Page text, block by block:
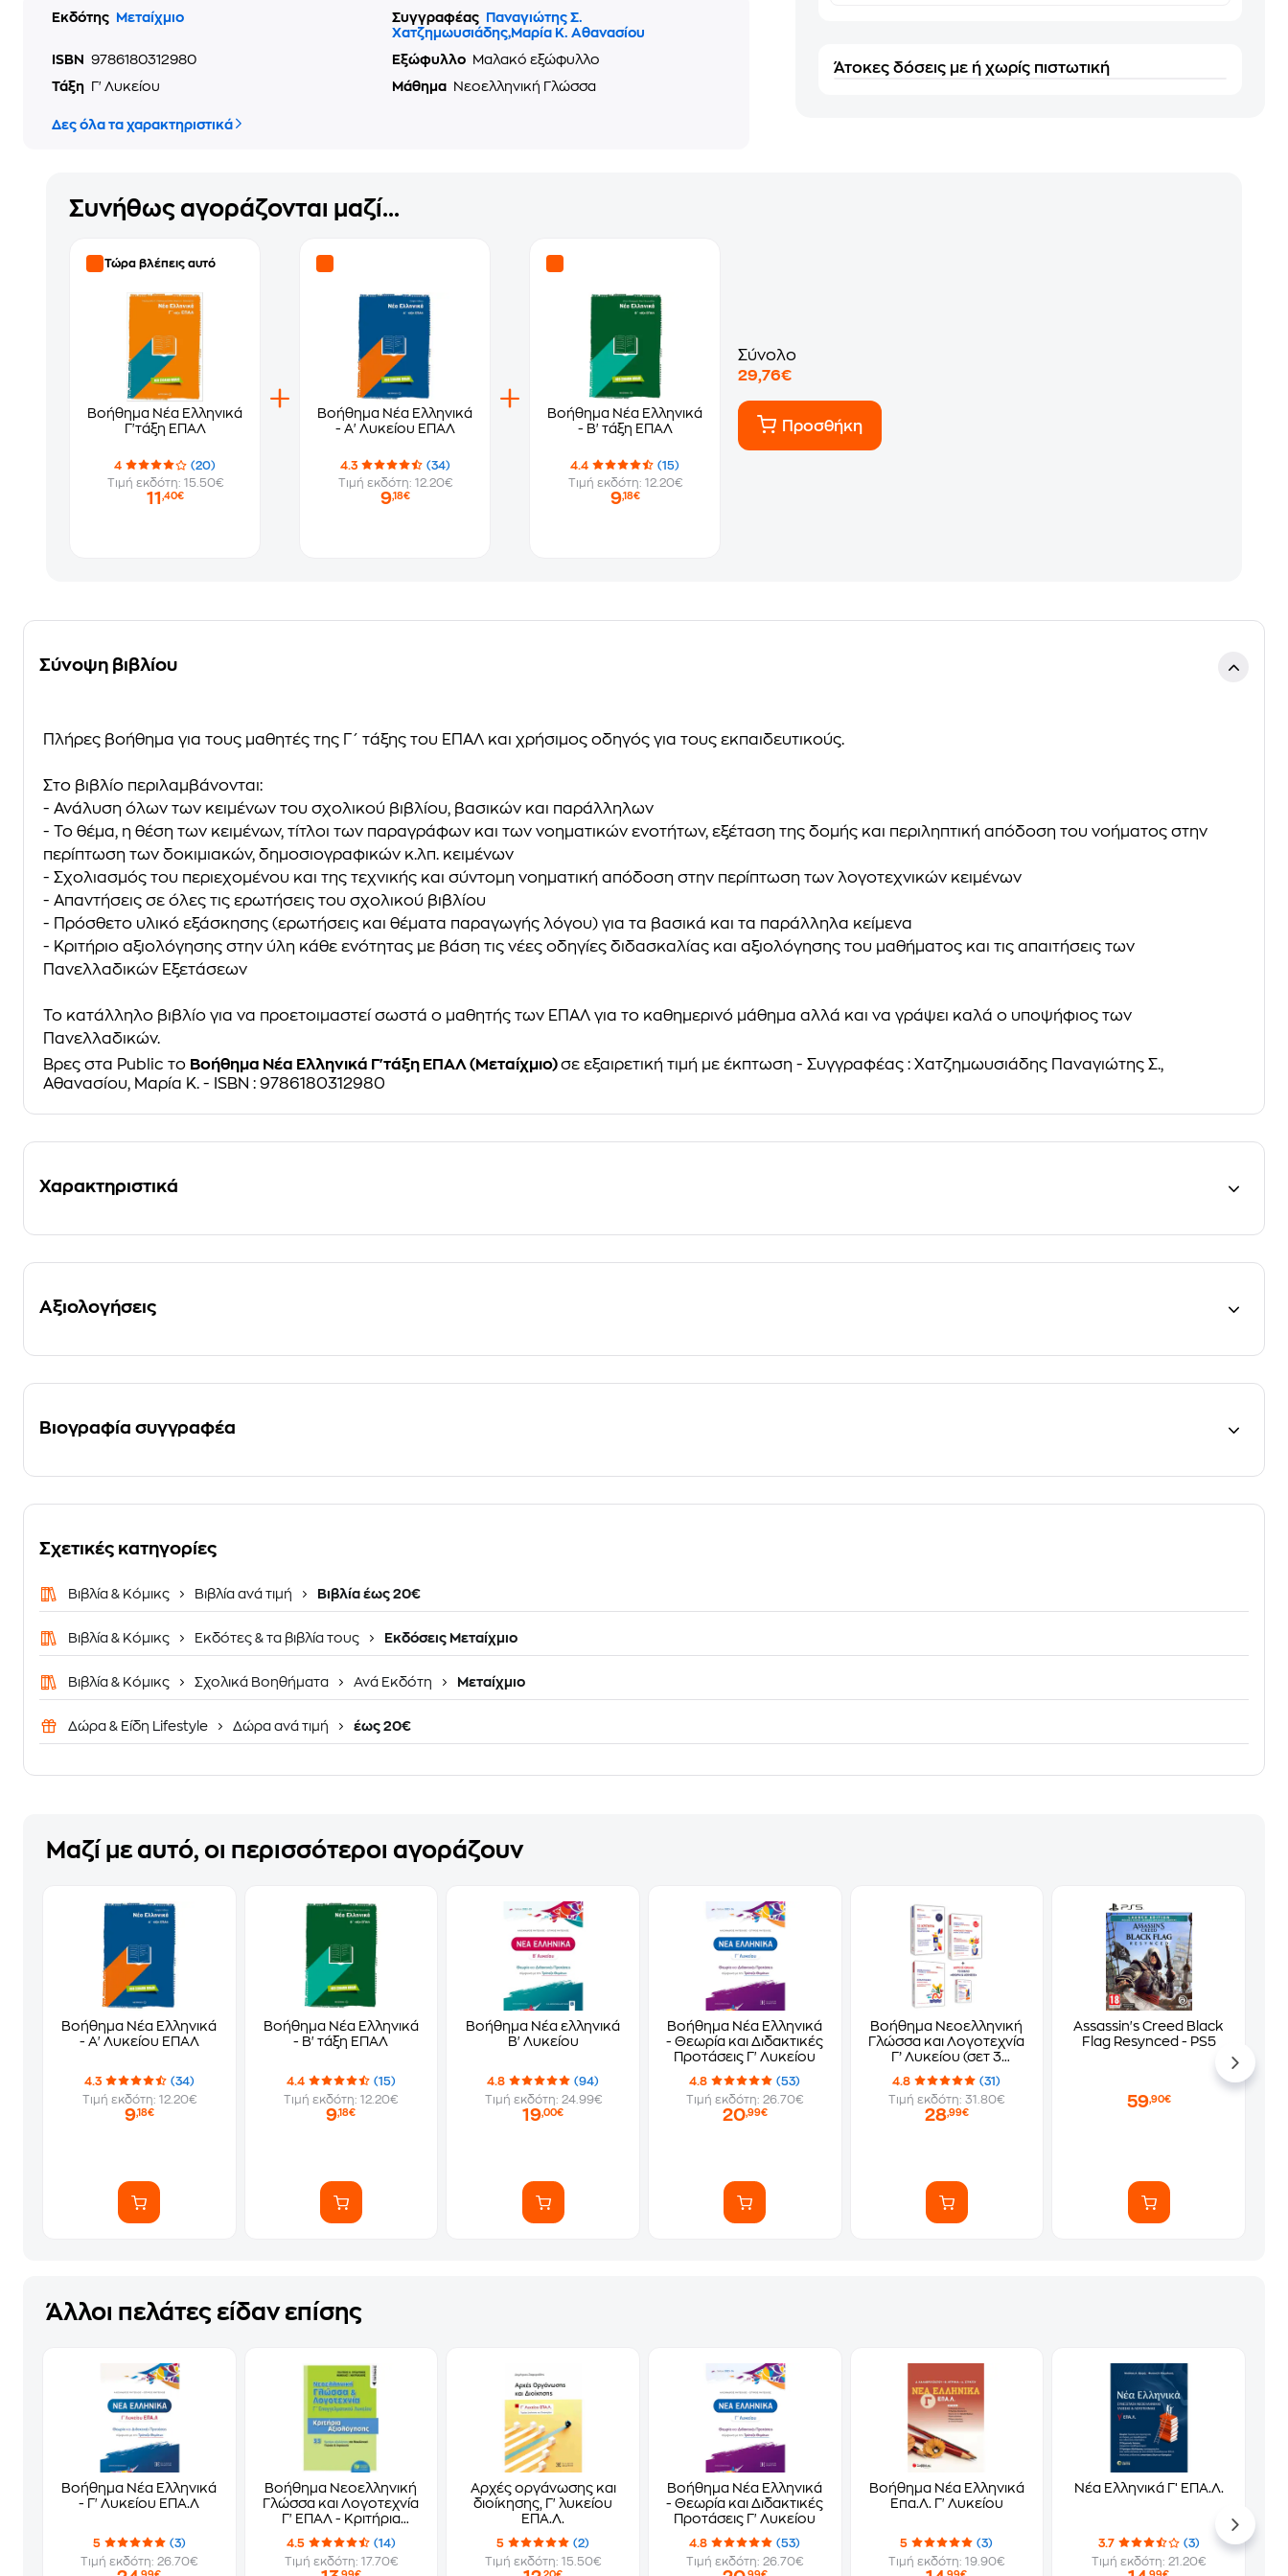
Εκδότης Μεταίχμιο Συγγραφέας
Παναγιώτης Σ.
Χατζημωυσιάδης,Μαρία Κ. Αθανασίου
ISBN
9786180312980 Εξώφυλλο
Μαλακό εξώφυλλο
Τάξη
Γ' Λυκείου Μάθημα Νεοελληνική Γλώσσα
Δες όλα τα χαρακτηριστικά
Άτοκες δόσεις με ή χωρίς πιστωτική
Συνήθως αγοράζονται μαζί...
Τώρα βλέπεις αυτό
Βοήθημα Νέα Ελληνικά
Γ'τάξη ΕΠΑΛ
4
(20)
Τιμή εκδότη: 15.50€
11 ,40€
Βοήθημα Νέα Ελληνικά
- Α' Λυκείου ΕΠΑΛ
4.3
(34)
Τιμή εκδότη: 12.20€
9,18€
Βοήθημα Νέα Ελληνικά
- Β' τάξη ΕΠΑΛ
4.4
(15)
Τιμή εκδότη: 12.20€
9,18€
Σύνολο
29,76€
Προσθήκη
Σύνοψη βιβλίου
Πλήρες βοήθημα για τους μαθητές της Γ΄ τάξης του ΕΠΑΛ και χρήσιμος οδηγός για τους εκπαιδευτικούς.
Στο βιβλίο περιλαμβάνονται:
- Ανάλυση όλων των κειμένων του σχολικού βιβλίου, βασικών και παράλληλων
- Το θέμα, η θέση των κειμένων, τίτλοι των παραγράφων και των νοηματικών ενοτήτων, εξέταση της δομής και περιληπτική απόδοση του νοήματος στην
περίπτωση των δοκιμιακών, δημοσιογραφικών κ.λπ. κειμένων
- Σχολιασμός του περιεχομένου και της τεχνικής και σύντομη νοηματική απόδοση στην περίπτωση των λογοτεχνικών κειμένων
- Απαντήσεις σε όλες τις ερωτήσεις του σχολικού βιβλίου
- Πρόσθετο υλικό εξάσκησης (ερωτήσεις και θέματα παραγωγής λόγου) για τα βασικά και τα παράλληλα κείμενα
- Κριτήριο αξιολόγησης στην ύλη κάθε ενότητας με βάση τις νέες οδηγίες διδασκαλίας και αξιολόγησης του μαθήματος και τις απαιτήσεις των
Πανελλαδικών Εξετάσεων
Το κατάλληλο βιβλίο για να προετοιμαστεί σωστά ο μαθητής των ΕΠΑΛ για το καθημερινό μάθημα αλλά και να γράψει καλά ο υποψήφιος των
Πανελλαδικών.
Βρες στα Public το Βοήθημα Νέα Ελληνικά Γ'τάξη ΕΠΑΛ (Μεταίχμιο)σε εξαιρετική τιμή με έκπτωση - Συγγραφέας : Χατζημωυσιάδης Παναγιώτης Σ.,
Αθανασίου, Μαρία Κ. - ISBN : 9786180312980
Χαρακτηριστικά
Αξιολογήσεις
Βιογραφία συγγραφέα
Σχετικές κατηγορίες
Βιβλία & Κόμικς Βιβλία ανά τιμή Βιβλία έως 20€
Βιβλία & Κόμικς Εκδότες & τα βιβλία τους Εκδόσεις Μεταίχμιο
Βιβλία & Κόμικς Σχολικά Βοηθήματα Ανά Εκδότη Μεταίχμιο
Δώρα & Είδη Lifestyle Δώρα ανά τιμή έως 20€
Μαζί με αυτό, οι περισσότεροι αγοράζουν
Βοήθημα Νέα Ελληνικά
- Α' Λυκείου ΕΠΑΛ
4.3
(34)
Τιμή εκδότη: 12.20€
9,18€
Βοήθημα Νέα Ελληνικά
- Β' τάξη ΕΠΑΛ
4.4
(15)
Τιμή εκδότη: 12.20€
9,18€
Βοήθημα Νέα ελληνικά
Β' Λυκείου
4.8
(94)
Τιμή εκδότη: 24.99€
19,00€
Βοήθημα Νέα Ελληνικά
- Θεωρία και Διδακτικές
Προτάσεις Γ' Λυκείου
4.8
(53)
Τιμή εκδότη: 26.70€
20,99€
Βοήθημα Νεοελληνική
Γλώσσα και Λογοτεχνία
Γ’ Λυκείου (σετ 3
βιβλίων, έκδοση 2026)
4.8
(31)
Τιμή εκδότη: 31.80€
28,99€
Assassin's Creed Black
Flag Resynced - PS5
59,90€
Άλλοι πελάτες είδαν επίσης
Βοήθημα Νέα Ελληνικά
- Γ' Λυκείου ΕΠΑ.Λ
5
(3)
Τιμή εκδότη: 26.70€
Βοήθημα Νεοελληνική
Γλώσσα και Λογοτεχνία
Γ' ΕΠΑΛ - Κριτήρια
Αξιολόγησης
4.5
(14)
Τιμή εκδότη: 17.70€
Αρχές οργάνωσης και
διοίκησης, Γ' λυκείου
ΕΠΑ.Λ.
5
(2)
Τιμή εκδότη: 15.50€
Βοήθημα Νέα Ελληνικά
- Θεωρία και Διδακτικές
Προτάσεις Γ' Λυκείου
4.8
(53)
Τιμή εκδότη: 26.70€
Βοήθημα Νέα Ελληνικά
Επα.Λ. Γ' Λυκείου
5
(3)
Τιμή εκδότη: 19.90€
Νέα Ελληνικά Γʹ ΕΠΑ.Λ.
3.7
(3)
Τιμή εκδότη: 21.20€